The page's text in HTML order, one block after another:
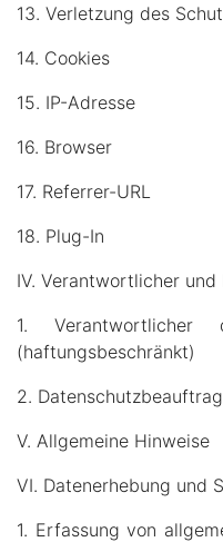
13. Verletzung des
14. Cookies
15. IP-Adresse
16. Browser
17. Referrer-URL
18. Plug-In
IV. Verantwortlicher
1.
(haftungsbeschränkt)
2.
V. Allgemeine Hinweise
VI. Datenerhebung und
1. Erfassung von